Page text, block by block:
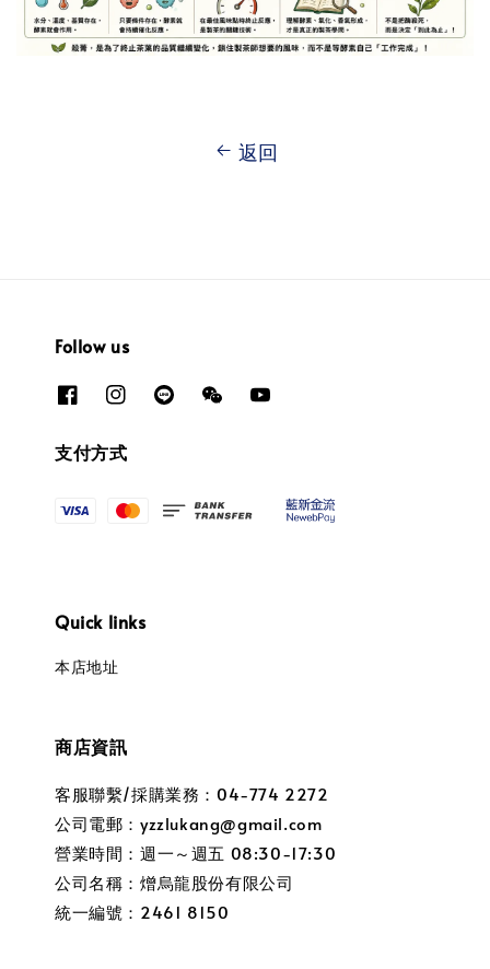
返回
Follow us
支付方式
Quick links
本店地址
商店資訊
客服聯繫/採購業務：04-774 2272
公司電郵：yzzlukang@gmail.com
營業時間：週一～週五 08:30-17:30
公司名稱：熷烏龍股份有限公司
統一編號：2461 8150